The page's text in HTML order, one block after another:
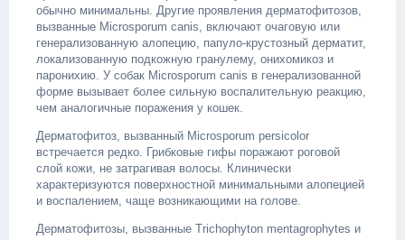
обычно минимальны. Другие проявления дерматофитозов,
вызванные Microsporum canis, включают очаговую или
генерализованную алопецию, папуло-крустозный дерматит,
локализованную подкожную гранулему, онихомикоз и
паронихию. У собак Microsporum canis в генерализованной
форме вызывает более сильную воспалительную реакцию,
чем аналогичные поражения у кошек.
Дерматофитоз, вызванный Microsporum persicolor
встречается редко. Грибковые гифы поражают роговой
слой кожи, не затрагивая волосы. Клинически
характеризуются поверхностной минимальными алопецией
и воспалением, чаще возникающими на голове.
Дерматофитозы, вызванные Trichophyton mentagrophytes и